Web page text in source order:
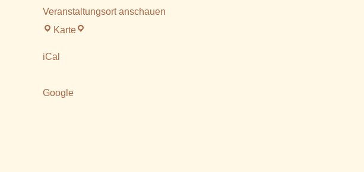
Veranstaltungsort anschauen
KarteKlostermühle
iCal
Google